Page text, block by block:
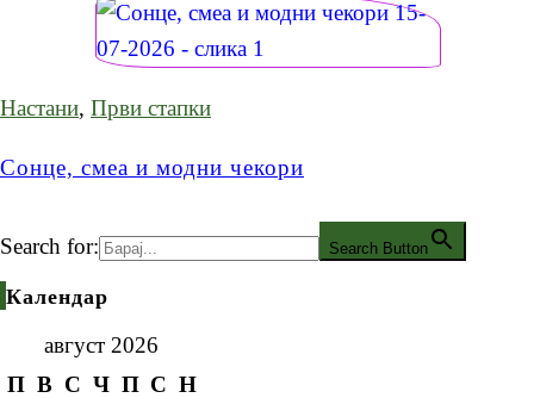
Настани, Први стапки
Сонце, смеа и модни чекори
Search for: Search Button
Календар
август 2026
П В С Ч П С Н